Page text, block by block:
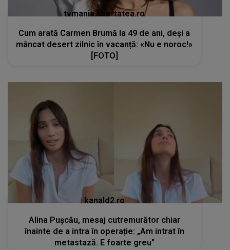
tvmania.libertatea.ro
Cum arată Carmen Brumă la 49 de ani, deși a
mâncat desert zilnic în vacanță: «Nu e noroc!»
[FOTO]
kanald2.ro
Alina Pușcău, mesaj cutremurător chiar
înainte de a intra în operație: „Am intrat în
metastază. E foarte greu”